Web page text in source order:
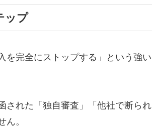
ップ
を完全にストップする」という強い
された「独自審査」「他社で断られ
。